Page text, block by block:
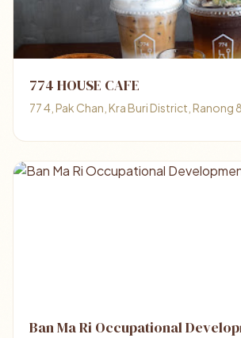
774 HOUSE CAFE
77 4, Pak Chan, Kra Buri District, Ranong
Ban Ma Ri Occupational